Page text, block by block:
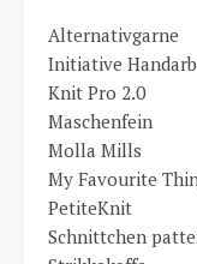
Alternativgarne
Initiative
Knit Pro 2.0
Maschenfein
Molla Mills
My Favourite
PetiteKnit
Schnittchen